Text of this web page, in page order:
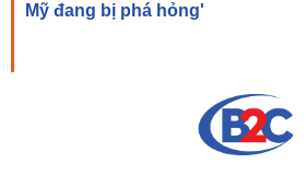
Mỹ đang bị phá hỏng'